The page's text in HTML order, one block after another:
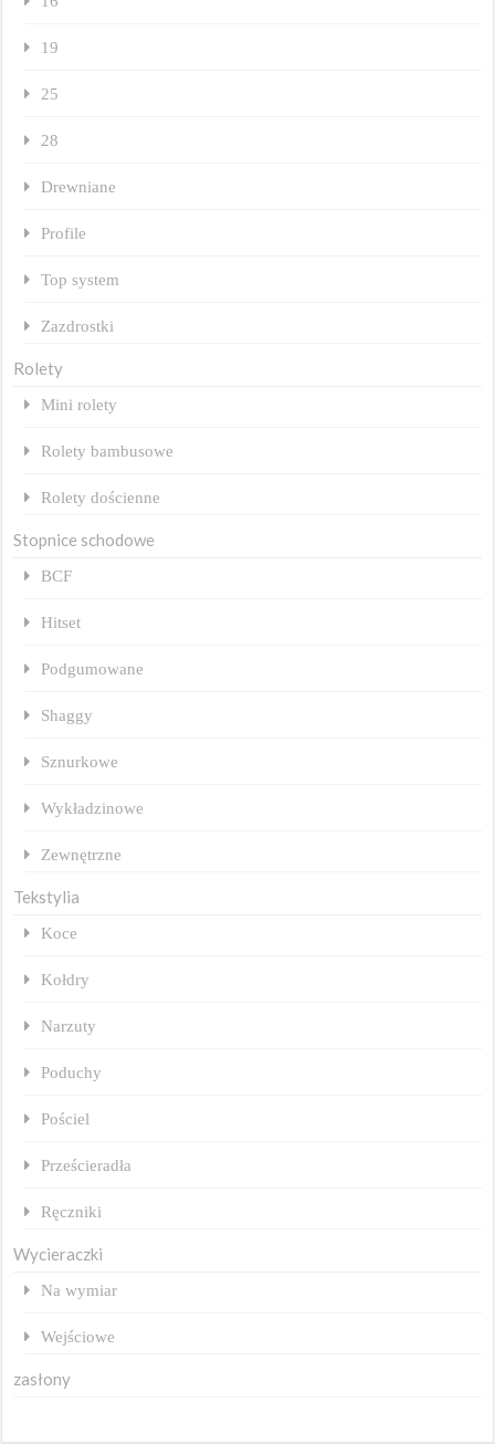
19
25
28
Drewniane
Profile
Top system
Zazdrostki
Rolety
Mini rolety
Rolety bambusowe
Rolety dościenne
Stopnice schodowe
BCF
Hitset
Podgumowane
Shaggy
Sznurkowe
Wykładzinowe
Zewnętrzne
Tekstylia
Koce
Kołdry
Narzuty
Poduchy
Pościel
Prześcieradła
Ręczniki
Wycieraczki
Na wymiar
Wejściowe
zasłony